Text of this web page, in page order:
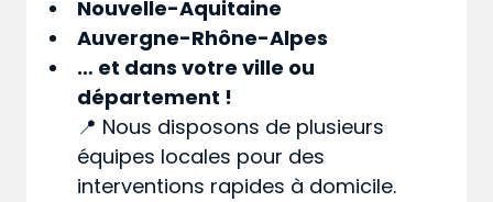
Nouvelle-Aquitaine
Auvergne-Rhône-Alpes
… et dans votreville ou
département !
📍 Nous disposons de plusieurs
équipes locales pour des
interventions rapides à domicile.